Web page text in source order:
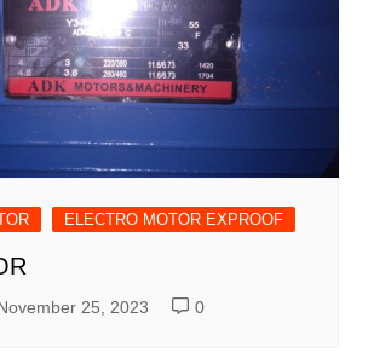
ELECTRO MOTOR EXPROOF
25, 2023 0